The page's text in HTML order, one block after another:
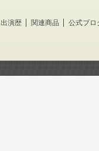
出演歴 関連商品 公式ブロ